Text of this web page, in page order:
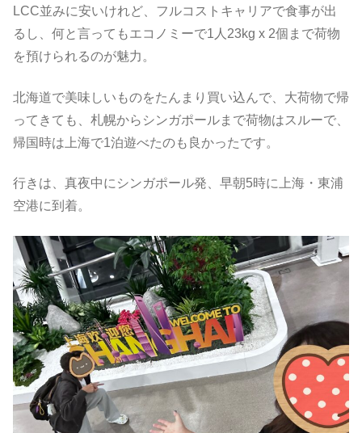
LCC並みに安いけれど、フルコストキャリアで食事が出
るし、何と言ってもエコノミーで1人23kg x 2個まで荷物
を預けられるのが魅力。
北海道で美味しいものをたんまり買い込んで、大荷物で帰
ってきても、札幌からシンガポールまで荷物はスルーで、
帰国時は上海で1泊遊べたのも良かったです。
行きは、真夜中にシンガポール発、早朝5時に上海・東浦
空港に到着。